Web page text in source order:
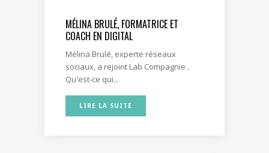
MÉLINA BRULÉ, FORMATRICE ET
COACH EN DIGITAL
Mélina Brulé, experte réseaux
sociaux, a rejoint Lab Compagnie .
Qu'est-ce qui...
LIRE LA SUITE